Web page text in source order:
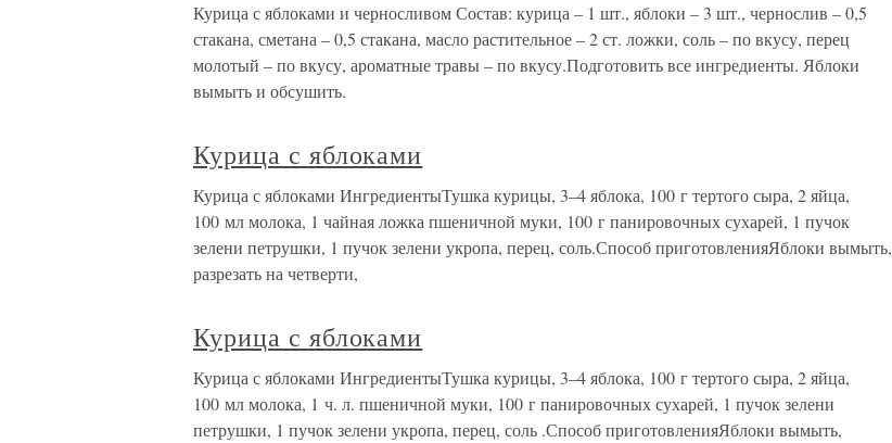
Курица с яблоками и черносливом Состав: курица – 1 шт., яблоки – 3 шт., чернослив – 0,5
стакана, сметана – 0,5 стакана, масло растительное – 2 ст. ложки, соль – по вкусу, перец
молотый – по вкусу, ароматные травы – по вкусу.Подготовить все ингредиенты. Яблоки
вымыть и обсушить.
Курица с яблоками
Курица с яблоками ИнгредиентыТушка курицы, 3–4 яблока, 100 г тертого сыра, 2 яйца,
100 мл молока, 1 чайная ложка пшеничной муки, 100 г панировочных сухарей, 1 пучок
зелени петрушки, 1 пучок зелени укропа, перец, соль.Способ приготовленияЯблоки вымыть,
разрезать на четверти,
Курица с яблоками
Курица с яблоками ИнгредиентыТушка курицы, 3–4 яблока, 100 г тертого сыра, 2 яйца,
100 мл молока, 1 ч. л. пшеничной муки, 100 г панировочных сухарей, 1 пучок зелени
петрушки, 1 пучок зелени укропа, перец, соль .Способ приготовленияЯблоки вымыть,